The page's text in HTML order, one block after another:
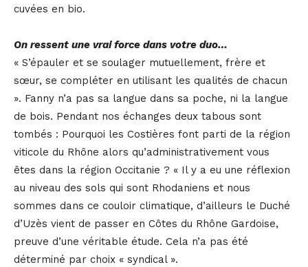
cuvées en bio.
On ressent une vrai force dans votre duo…
« S’épauler et se soulager mutuellement, frère et
sœur, se compléter en utilisant les qualités de chacun
». Fanny n’a pas sa langue dans sa poche, ni la langue
de bois. Pendant nos échanges deux tabous sont
tombés : Pourquoi les Costières font parti de la région
viticole du Rhône alors qu’administrativement vous
êtes dans la région Occitanie ? « Il y a eu une réflexion
au niveau des sols qui sont Rhodaniens et nous
sommes dans ce couloir climatique, d’ailleurs le Duché
d’Uzès vient de passer en Côtes du Rhône Gardoise,
preuve d’une véritable étude. Cela n’a pas été
déterminé par choix « syndical ».